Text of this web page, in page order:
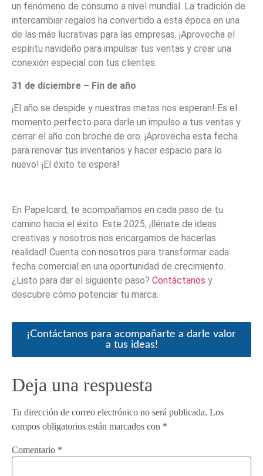
un fenómeno de consumo a nivel mundial. La tradición de
intercambiar regalos ha convertido a esta época en una
de las más lucrativas para las empresas. ¡Aprovecha el
espíritu navideño para impulsar tus ventas y crear una
conexión especial con tus clientes.
31 de diciembre – Fin de año
¡El año se despide y nuestras metas nos esperan! Es el
momento perfecto para darle un impulso a tus ventas y
cerrar el año con broche de oro. ¡Aprovecha esta fecha
para renovar tus inventarios y hacer espacio para lo
nuevo! ¡El éxito te espera!
En Papelcard, te acompañamos en cada paso de tu
camino hacia el éxito. Este 2025, ¡llénate de ideas
creativas y nosotros nos encargamos de hacerlas
realidad! Cuenta con nosotros para transformar cada
fecha comercial en una oportunidad de crecimiento.
¿Listo para dar el siguiente paso? Contáctanos y
descubre cómo potenciar tu marca.
¡Contáctanos para acompañarte a darle valor
a tus ideas!
Deja una respuesta
Tu dirección de correo electrónico no será publicada. Los
campos obligatorios están marcados con *
Comentario *